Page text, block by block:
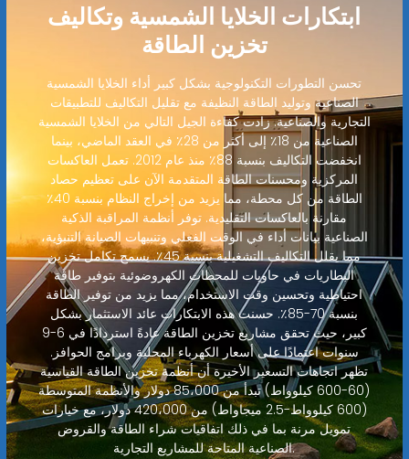
ابتكارات الخلايا الشمسية وتكاليف
تخزين الطاقة
تحسن التطورات التكنولوجية بشكل كبير أداء الخلايا الشمسية
الصناعية وتوليد الطاقة النظيفة مع تقليل التكاليف للتطبيقات
التجارية والصناعية. زادت كفاءة الجيل التالي من الخلايا الشمسية
الصناعية من 18٪ إلى أكثر من 28٪ في العقد الماضي، بينما
انخفضت التكاليف بنسبة 88٪ منذ عام 2012. تعمل العاكسات
المركزية ومحسنات الطاقة المتقدمة الآن على تعظيم حصاد
الطاقة من كل محطة، مما يزيد من إخراج النظام بنسبة 40٪
مقارنة بالعاكسات التقليدية. توفر أنظمة المراقبة الذكية
الصناعية بيانات أداء في الوقت الفعلي وتنبيهات الصيانة التنبؤية،
مما يقلل التكاليف التشغيلية بنسبة 45٪. يسمح تكامل تخزين
البطاريات في حاويات للمحطات الكهروضوئية بتوفير طاقة
احتياطية وتحسين وقت الاستخدام، مما يزيد من توفير الطاقة
بنسبة 70-85٪. حسنت هذه الابتكارات عائد الاستثمار بشكل
كبير، حيث تحقق مشاريع تخزين الطاقة عادةً استردادًا في 6-9
سنوات اعتمادًا على أسعار الكهرباء المحلية وبرامج الحوافز.
تظهر اتجاهات التسعير الأخيرة أن أنظمة تخزين الطاقة القياسية
(60-600 كيلوواط) تبدأ من 85،000 دولار والأنظمة المتوسطة
(600 كيلوواط-2.5 ميجاواط) من 420،000 دولار، مع خيارات
تمويل مرنة بما في ذلك اتفاقيات شراء الطاقة والقروض
الصناعية المتاحة للمشاريع التجارية.